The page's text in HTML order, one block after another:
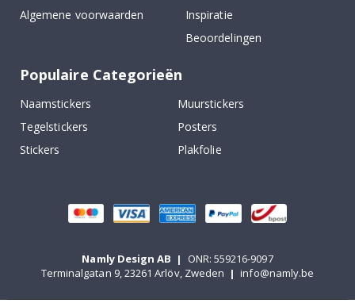
Algemene voorwaarden
Inspiratie
Beoordelingen
Populaire Categorieën
Naamstickers
Muurstickers
Tegelstickers
Posters
Stickers
Plakfolie
Namly Design AB |
ONR: 559216-9097
Terminalgatan 9, 23261 Arlöv, Zweden | info@namly.be